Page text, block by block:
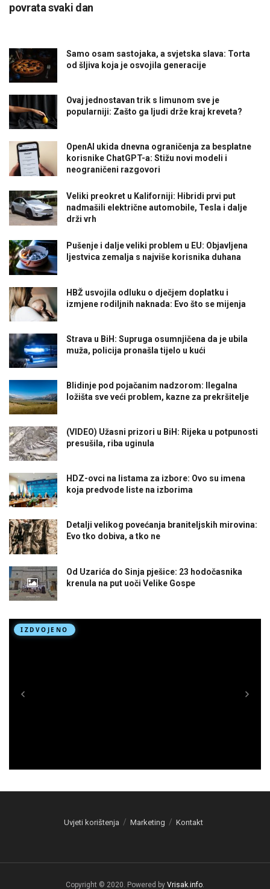
povrata svaki dan
Samo osam sastojaka, a svjetska slava: Torta
od šljiva koja je osvojila generacije
Ovaj jednostavan trik s limunom sve je
popularniji: Zašto ga ljudi drže kraj kreveta?
OpenAI ukida dnevna ograničenja za besplatne
korisnike ChatGPT-a: Stižu novi modeli i
neograničeni razgovori
Veliki preokret u Kaliforniji: Hibridi prvi put
nadmašili električne automobile, Tesla i dalje
drži vrh
Pušenje i dalje veliki problem u EU: Objavljena
ljestvica zemalja s najviše korisnika duhana
HBŽ usvojila odluku o dječjem doplatku i
izmjene rodiljnih naknada: Evo što se mijenja
Strava u BiH: Supruga osumnjičena da je ubila
muža, policija pronašla tijelo u kući
Blidinje pod pojačanim nadzorom: Ilegalna
ložišta sve veći problem, kazne za prekršitelje
(VIDEO) Užasni prizori u BiH: Rijeka u potpunosti
presušila, riba uginula
HDZ-ovci na listama za izbore: Ovo su imena
koja predvode liste na izborima
Detalji velikog povećanja braniteljskih mirovina:
Evo tko dobiva, a tko ne
Od Uzarića do Sinja pješice: 23 hodočasnika
krenula na put uoči Velike Gospe
Uvjeti korištenja Marketing Kontakt
Copyright © 2020. Powered by Vrisak.info.